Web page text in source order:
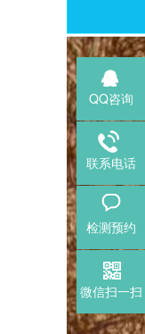
QQ咨询
联系电话
检测预约
微信扫一扫